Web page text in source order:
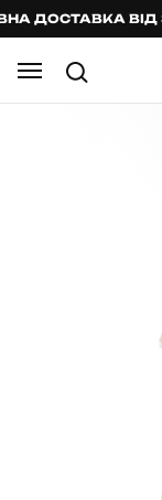
ДОСТАВКА ВІД